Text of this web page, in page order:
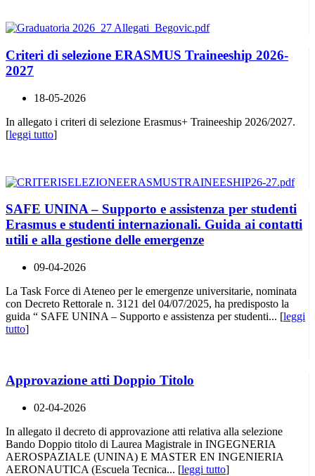
Criteri di selezione ERASMUS Traineeship 2026-
2027
18-05-2026
In allegato i criteri di selezione Erasmus+ Traineeship 2026/2027.
[leggi tutto]
SAFE UNINA – Supporto e assistenza per studenti
Erasmus e studenti internazionali. Guida ai contatti
utili e alla gestione delle emergenze
09-04-2026
La Task Force di Ateneo per le emergenze universitarie, nominata
con Decreto Rettorale n. 3121 del 04/07/2025, ha predisposto la
guida “ SAFE UNINA – Supporto e assistenza per studenti... [leggi
tutto]
Approvazione atti Doppio Titolo
02-04-2026
In allegato il decreto di approvazione atti relativa alla selezione
Bando Doppio titolo di Laurea Magistrale in INGEGNERIA
AEROSPAZIALE (UNINA) E MASTER EN INGENIERIA
AERONAUTICA (Escuela Tecnica... [leggi tutto]